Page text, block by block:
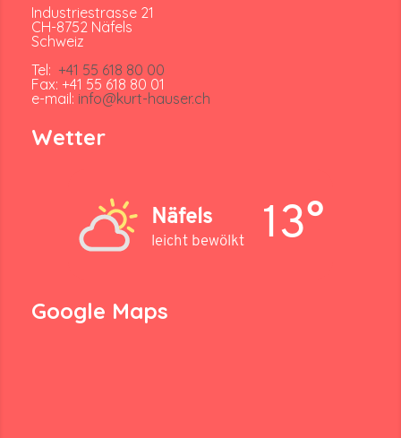
Industriestrasse 21
CH-8752 Näfels
Schweiz
Tel: +41 55 618 80 00
Fax: +41 55 618 80 01
e-mail: info@kurt-hauser.ch
Wetter
Näfels
leicht bewölkt 13°
Google Maps